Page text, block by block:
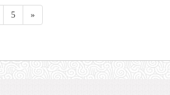
5 »